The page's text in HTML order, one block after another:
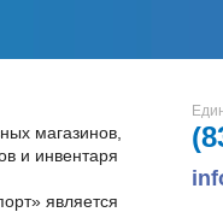
магазинов,
и инвентаря
является